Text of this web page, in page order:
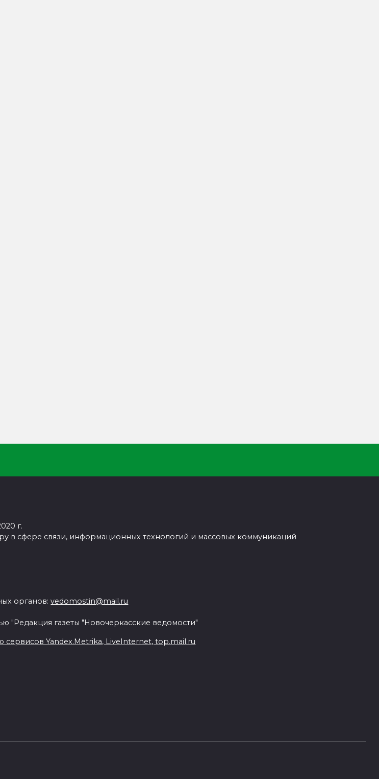
г.
в сфере связи, информационных технологий и массовых коммуникаций
органов:vedomostin@mail.ru
"Редакция газеты "Новочеркасские ведомости"
Yandex.Metrika, LiveInternet, top.mail.ru